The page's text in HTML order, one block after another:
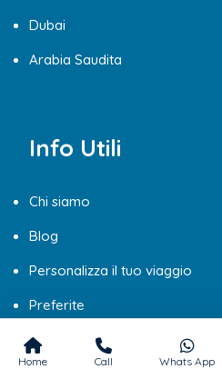
Dubai
Arabia Saudita
Info Utili
Chi siamo
Blog
Personalizza il tuo viaggio
Preferite
Contatti
Home Call Whats App